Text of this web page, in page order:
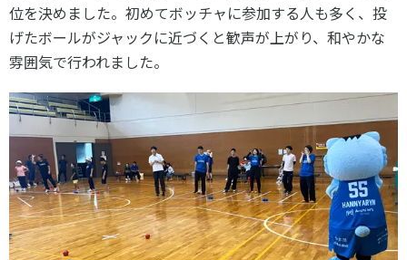
位を決めました。初めてボッチャに参加する人も多く、投
げたボールがジャックに近づくと歓声が上がり、和やかな
雰囲気で行われました。